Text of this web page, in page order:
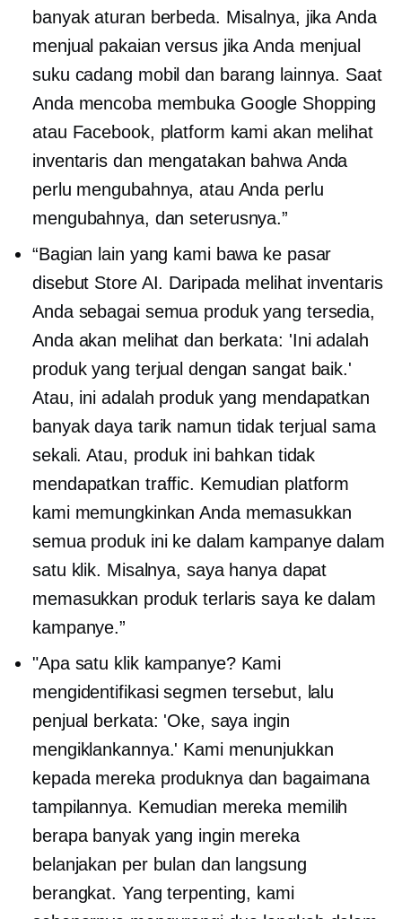
banyak aturan berbeda. Misalnya, jika Anda
menjual pakaian versus jika Anda menjual
suku cadang mobil dan barang lainnya. Saat
Anda mencoba membuka Google Shopping
atau Facebook, platform kami akan melihat
inventaris dan mengatakan bahwa Anda
perlu mengubahnya, atau Anda perlu
mengubahnya, dan seterusnya.”
“Bagian lain yang kami bawa ke pasar
disebut Store AI. Daripada melihat inventaris
Anda sebagai semua produk yang tersedia,
Anda akan melihat dan berkata: 'Ini adalah
produk yang terjual dengan sangat baik.'
Atau, ini adalah produk yang mendapatkan
banyak daya tarik namun tidak terjual sama
sekali. Atau, produk ini bahkan tidak
mendapatkan traffic. Kemudian platform
kami memungkinkan Anda memasukkan
semua produk ini ke dalam kampanye dalam
satu klik. Misalnya, saya hanya dapat
memasukkan produk terlaris saya ke dalam
kampanye.”
"Apa satu klikkampanye? Kami
mengidentifikasi segmen tersebut, lalu
penjual berkata: 'Oke, saya ingin
mengiklankannya.' Kami menunjukkan
kepada mereka produknya dan bagaimana
tampilannya. Kemudian mereka memilih
berapa banyak yang ingin mereka
belanjakan per bulan dan langsung
berangkat. Yang terpenting, kami